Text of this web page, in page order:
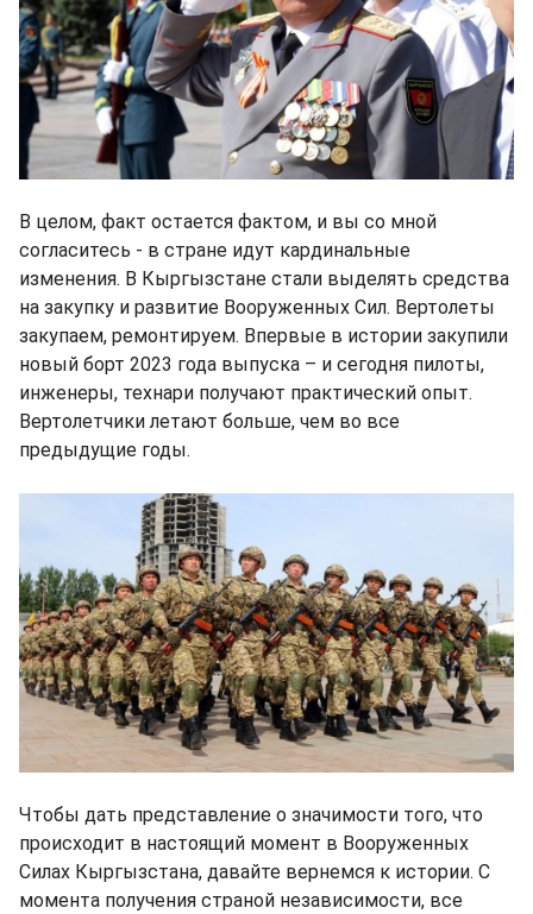
В целом, факт остается фактом, и вы со мной
согласитесь - в стране идут кардинальные
изменения. В Кыргызстане стали выделять средства
на закупку и развитие Вооруженных Сил. Вертолеты
закупаем, ремонтируем. Впервые в истории закупили
новый борт 2023 года выпуска – и сегодня пилоты,
инженеры, технари получают практический опыт.
Вертолетчики летают больше, чем во все
предыдущие годы.
Чтобы дать представление о значимости того, что
происходит в настоящий момент в Вооруженных
Силах Кыргызстана, давайте вернемся к истории. С
момента получения страной независимости, все